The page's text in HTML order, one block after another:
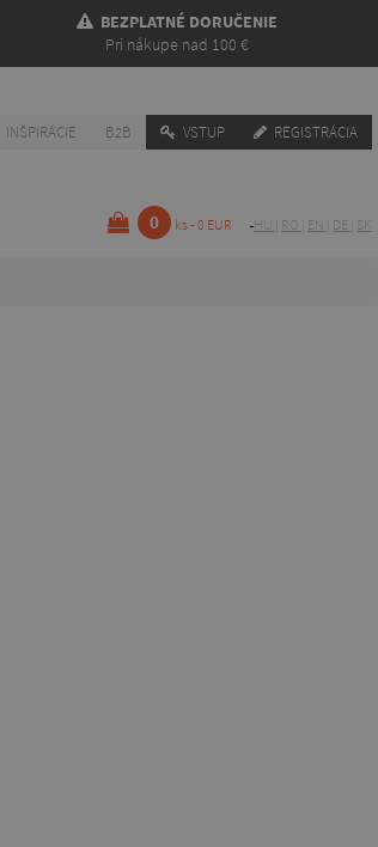
BEZPLATNÉ DORUČENIE
Pri nákupe nad 100 €
INŠPIRÁCIE B2B VSTUP REGISTRÁCIA
0 ks - 0 EUR HU RO EN DE SK